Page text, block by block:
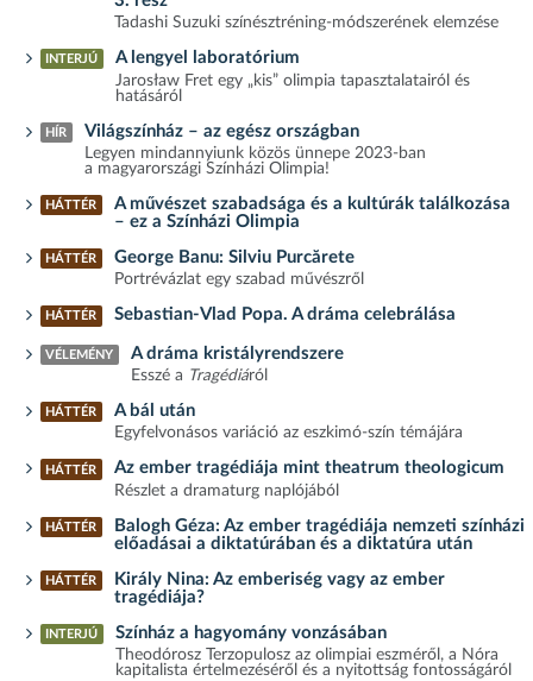
Tadashi Suzuki színésztréning-módszerének elemzése
INTERJÚ A lengyel laboratórium
Jarosław Fret egy „kis” olimpia tapasztalatairól és
hatásáról
HÍR Világszínház – az egész országban
Legyen mindannyiunk közös ünnepe 2023-ban
a magyarországi Színházi Olimpia!
HÁTTÉR
A művészet szabadsága és a kultúrák találkozása
– ez a Színházi Olimpia
HÁTTÉR George Banu: Silviu Purcărete
Portrévázlat egy szabad művészről
HÁTTÉR Sebastian-Vlad Popa. A dráma celebrálása
VÉLEMÉNY A dráma kristályrendszere
Esszé a Tragédiáról
HÁTTÉR A bál után
Egyfelvonásos variáció az eszkimó-szín témájára
HÁTTÉR Az ember tragédiája mint theatrum theologicum
Részlet a dramaturg naplójából
HÁTTÉR
Balogh Géza: Az ember tragédiája nemzeti színházi
előadásai a diktatúrában és a diktatúra után
HÁTTÉR
Király Nina: Az emberiség vagy az ember
tragédiája?
INTERJÚ Színház a hagyomány vonzásában
Theodórosz Terzopulosz az olimpiai eszméről, a Nóra
kapitalista értelmezéséről és a nyitottság fontosságáról